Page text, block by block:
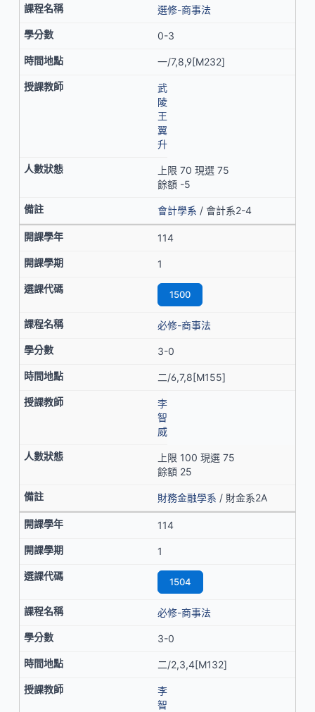
選修-商事法
0-3
一/7,8,9[M232]
武
陵
王
翼
升
上限 70 現選 75
餘額 -5
會計學系 / 會計系2-4
114
1
1500
必修-商事法
3-0
二/6,7,8[M155]
李
智
威
上限 100 現選 75
餘額 25
財務金融學系 / 財金系2A
114
1
1504
必修-商事法
3-0
二/2,3,4[M132]
李
智